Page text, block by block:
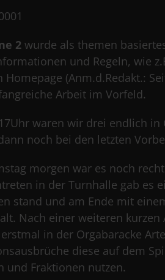
2 wurde als themen
und Regeln, wie
Homepage (Anm.d.Redakt.:
Arbeit im Vorfeld.
waren wir drei endlich
noch bei den letzten
morgen war es noch
in der Turnhalle gab es
stand und am Ende mit
Nach einer weiteren
in der Orgabaracke
diese auf dem
und Fraktionen nutzen.